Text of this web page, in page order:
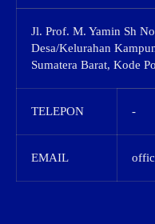
Jl. Prof. M. Yamin Sh
Desa/Kelurahan
Sumatera Barat, Kode
TELEPON -
EMAIL